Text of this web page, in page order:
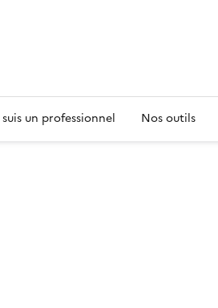
suis un professionnel Nos outils